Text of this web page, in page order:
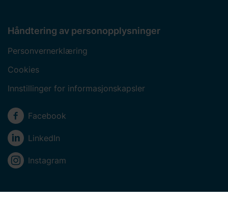
Håndtering av personopplysninger
Personvernerklæring
Cookies
Innstillinger for informasjonskapsler
Sosiale medier
Facebook
LinkedIn
Instagram